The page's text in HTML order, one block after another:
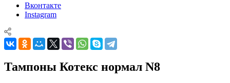
Вконтакте
Instagram
Тампоны Котекс нормал N8